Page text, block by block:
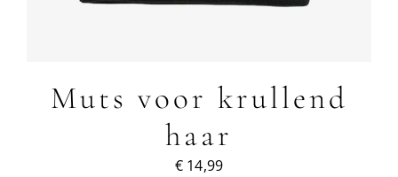
Muts voor krullend
haar
€14,99